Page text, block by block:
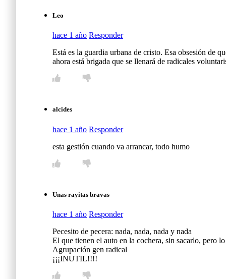
Leo
hace 1 año Responder
Está es la guardia urbana de cristo. Esa obsesión de
ahora está brigada que se llenará de radicales
alcides
hace 1 año Responder
esta gestión cuando va arrancar, todo humo
Unas rayitas bravas
hace 1 año Responder
Pecesito de pecera: nada, nada, nada y nada
El que tienen el auto en la cochera, sin sacarlo, pero
Agrupación gen radical
¡¡¡INUTIL!!!!